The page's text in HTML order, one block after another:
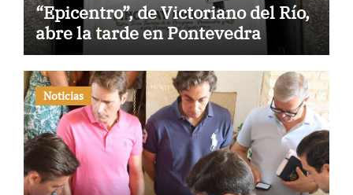
“Epicentro”, de Victoriano del Río,
abre la tarde en Pontevedra
Noticias